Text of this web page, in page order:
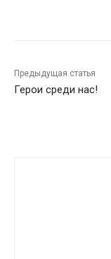
Предыдущая статья
Герои среди нас!